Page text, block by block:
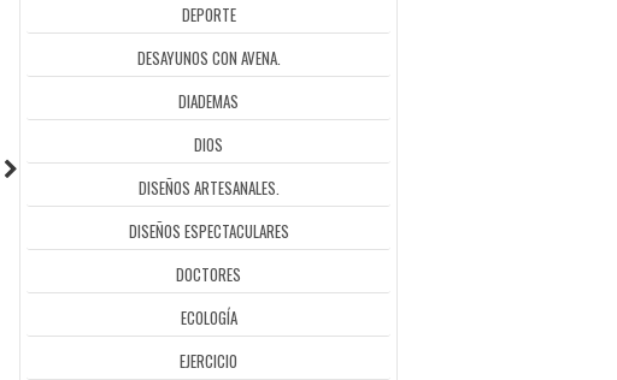
DEPORTE
DESAYUNOS CON AVENA.
DIADEMAS
DIOS
DISEÑOS ARTESANALES.
DISEÑOS ESPECTACULARES
DOCTORES
ECOLOGÍA
EJERCICIO